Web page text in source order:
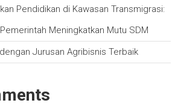
Pendidikan di Kawasan Transmigrasi:
Meningkatkan Mutu SDM
Jurusan Agribisnis Terbaik